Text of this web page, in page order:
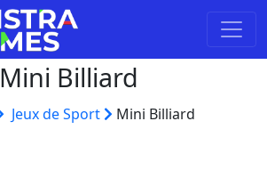
Mini Billiard
Jeux de Sport Mini Billiard